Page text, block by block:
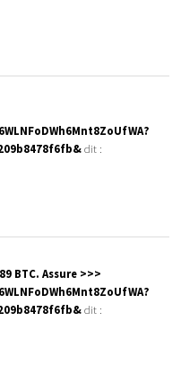
dit :
BTC. Assure >>>
dit :